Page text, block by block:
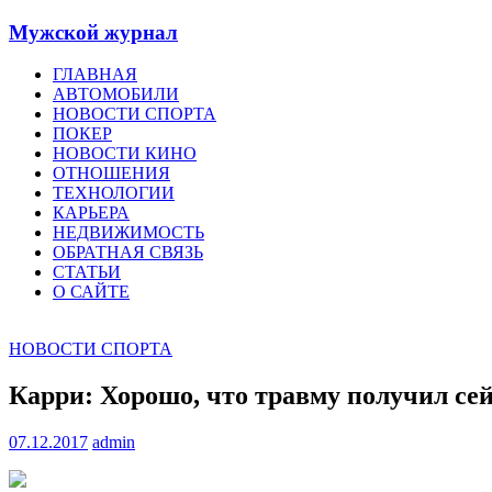
Мужской журнал
ГЛАВНАЯ
АВТОМОБИЛИ
НОВОСТИ СПОРТА
ПОКЕР
НОВОСТИ КИНО
ОТНОШЕНИЯ
ТЕХНОЛОГИИ
КАРЬЕРА
НЕДВИЖИМОСТЬ
ОБРАТНАЯ СВЯЗЬ
СТАТЬИ
О САЙТЕ
НОВОСТИ СПОРТА
Карри: Хорошо, что травму получил
07.12.2017 admin